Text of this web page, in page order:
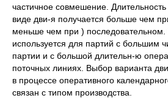
частичное совмешение.
виде дви-я получается больше чем
меньше чем при )
используется для партий с большим
партии и с большой длительн-ю
поточных линиях. Выбор варианта
в процессе оперативного
связан с типом производства.